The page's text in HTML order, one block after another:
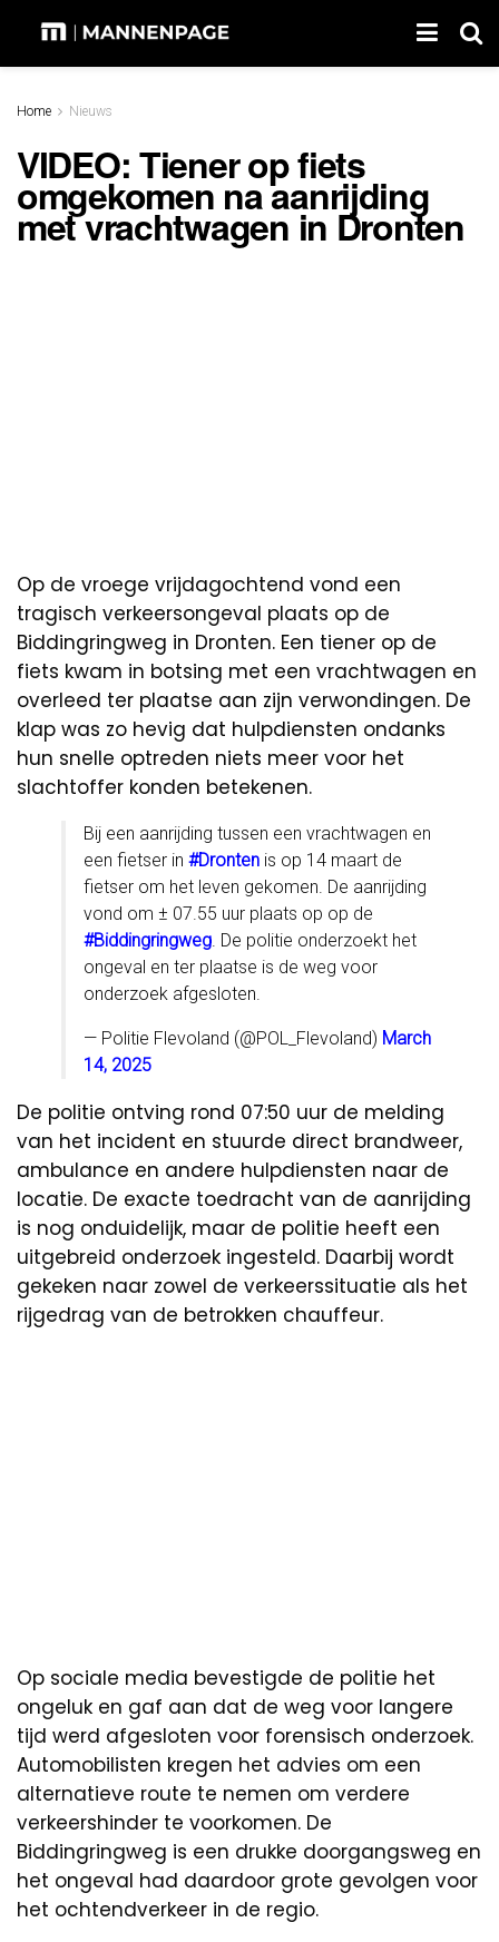
Home Nieuws
VIDEO: Tiener op fiets
omgekomen na aanrijding
met vrachtwagen in Dronten
Op de vroege vrijdagochtend vond een
tragisch verkeersongeval plaats op de
Biddingringweg in Dronten. Een tiener op de
fiets kwam in botsing met een vrachtwagen en
overleed ter plaatse aan zijn verwondingen. De
klap was zo hevig dat hulpdiensten ondanks
hun snelle optreden niets meer voor het
slachtoffer konden betekenen.
Bij een aanrijding tussen een vrachtwagen en
een fietser in #Dronten is op 14 maart de
fietser om het leven gekomen. De aanrijding
vond om ± 07.55 uur plaats op op de
#Biddingringweg . De politie onderzoekt het
ongeval en ter plaatse is de weg voor
onderzoek afgesloten.
— Politie Flevoland (@POL_Flevoland) March
14, 2025
De politie ontving rond 07:50 uur de melding
van het incident en stuurde direct brandweer,
ambulance en andere hulpdiensten naar de
locatie. De exacte toedracht van de aanrijding
is nog onduidelijk, maar de politie heeft een
uitgebreid onderzoek ingesteld. Daarbij wordt
gekeken naar zowel de verkeerssituatie als het
rijgedrag van de betrokken chauffeur.
Op sociale media bevestigde de politie het
ongeluk en gaf aan dat de weg voor langere
tijd werd afgesloten voor forensisch onderzoek.
Automobilisten kregen het advies om een
alternatieve route te nemen om verdere
verkeershinder te voorkomen. De
Biddingringweg is een drukke doorgangsweg en
het ongeval had daardoor grote gevolgen voor
het ochtendverkeer in de regio.